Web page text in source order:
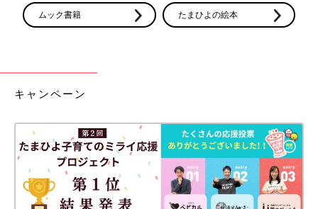
ムック書籍 たまひよの絵本
キャンペーン